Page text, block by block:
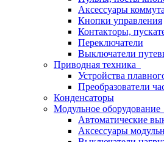
Аксессуары
Кнопки управления
Контакторы,
Переключатели
Выключатели
Приводная техника
Устройства
Преобразователи
Конденсаторы
Модульное оборудование
Автоматические
Аксессуары